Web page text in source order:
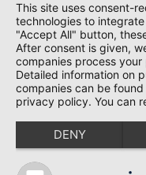
This site uses consent-
technologies to
"Accept All" button,
After consent is given,
companies process
Detailed information on
companies can be
privacy policy. You can
DENY